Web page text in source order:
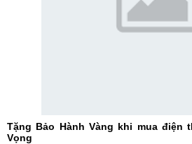
Tặng Bảo Hành Vàng khi mua điện
Vọng